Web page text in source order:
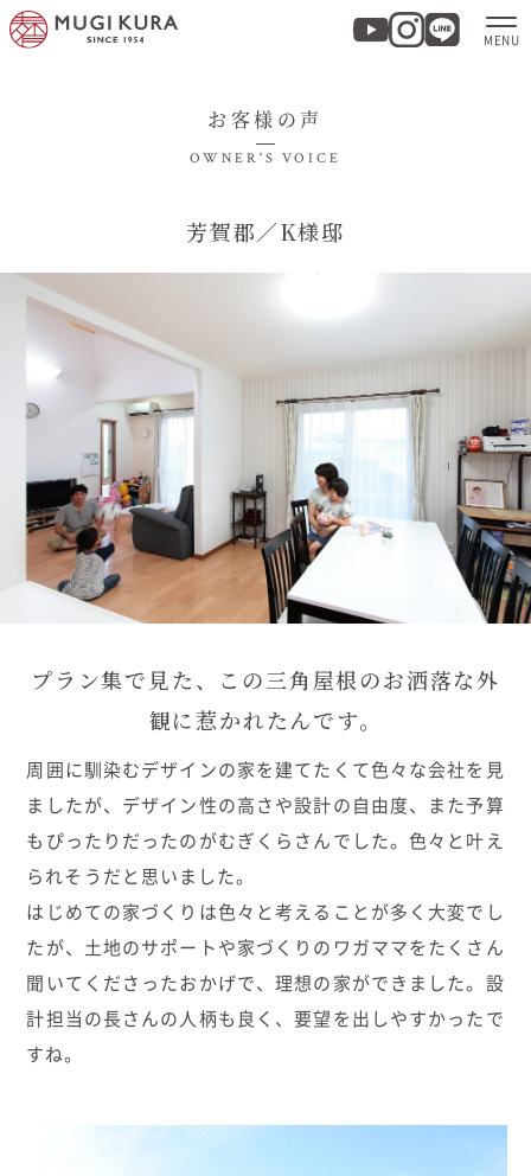
商品紹介
実例集・お客様の声
家づくりについて
むぎくらについて
イベント
オーナー様Q&A
お問い合わせ
0120-37-1806
お客様の声
OWNER'S VOICE
芳賀郡／K様邸
プラン集で見た、この三角屋根のお洒落な外
観に惹かれたんです。
周囲に馴染むデザインの家を建てたくて色々な会社を見
ましたが、デザイン性の高さや設計の自由度、また予算
もぴったりだったのがむぎくらさんでした。色々と叶え
られそうだと思いました。
はじめての家づくりは色々と考えることが多く大変でし
たが、土地のサポートや家づくりのワガママをたくさん
聞いてくださったおかげで、理想の家ができました。設
計担当の長さんの人柄も良く、要望を出しやすかったで
すね。